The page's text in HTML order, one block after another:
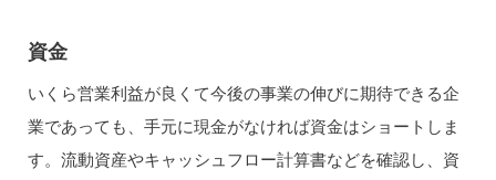
資金
いくら営業利益が良くて今後の事業の伸びに期待できる企
業であっても、手元に現金がなければ資金はショートしま
す。流動資産やキャッシュフロー計算書などを確認し、資